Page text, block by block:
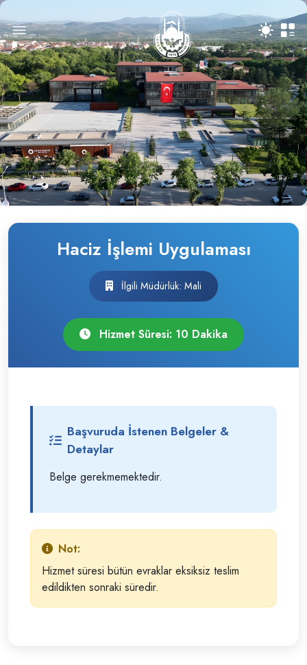
Haciz İşlemi Uygulaması
İlgili Müdürlük: Mali
Hizmet Süresi: 10 Dakika
Başvuruda İstenen Belgeler &
Detaylar
Belge gerekmemektedir.
Not:
Hizmet süresi bütün evraklar eksiksiz teslim
edildikten sonraki süredir.